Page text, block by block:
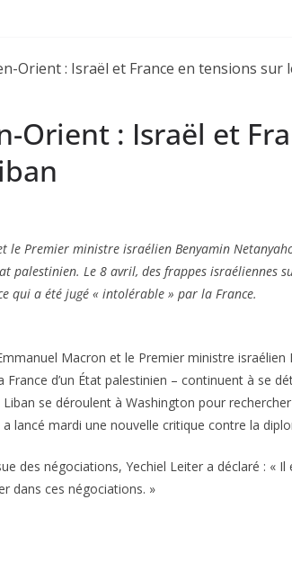
Orient : Israël et
le Premier ministre israélien Benyamin
palestinien. Le 8 avril, des frappes israéliennes
qui a été jugé « intolérable » par la France.
Macron et le Premier ministre israélien
d’un État palestinien – continuent à se
se déroulent à Washington pour
a lancé mardi une nouvelle critique contre la
des négociations, Yechiel Leiter a déclaré : «
dans ces négociations. »